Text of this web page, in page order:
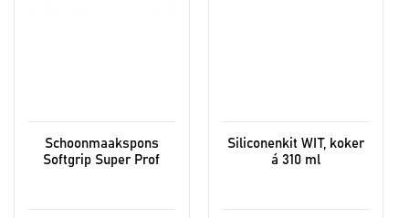
Schoonmaakspons
Softgrip Super Prof
Siliconenkit WIT, koker
á 310 ml